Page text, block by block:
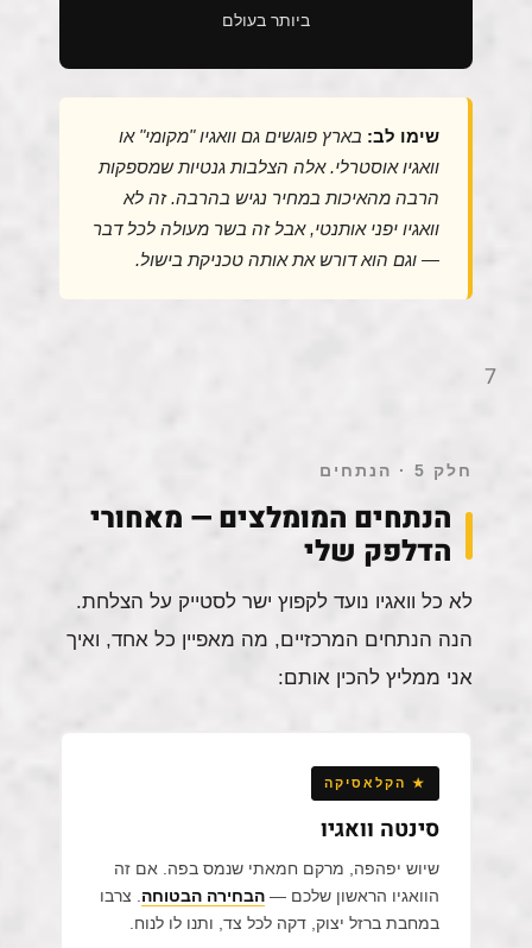
ביותר בעולם
שימו לב: בארץ פוגשים גם וואגיו "מקומי" או
וואגיו אוסטרלי. אלה הצלבות גנטיות שמספקות
הרבה מהאיכות במחיר נגיש בהרבה. זה לא
וואגיו יפני אותנטי, אבל זה בשר מעולה לכל דבר
— וגם הוא דורש את אותה טכניקת בישול.
7
חלק 5 · הנתחים
הנתחים המומלצים — מאחורי
הדלפק שלי
לא כל וואגיו נועד לקפוץ ישר לסטייק על הצלחת.
הנה הנתחים המרכזיים, מה מאפיין כל אחד, ואיך
אני ממליץ להכין אותם:
★ הקלאסיקה
סינטה וואגיו
שיוש יפהפה, מרקם חמאתי שנמס בפה. אם זה
הוואגיו הראשון שלכם — הבחירה הבטוחה . צרבו
במחבת ברזל יצוק, דקה לכל צד, ותנו לו לנוח.